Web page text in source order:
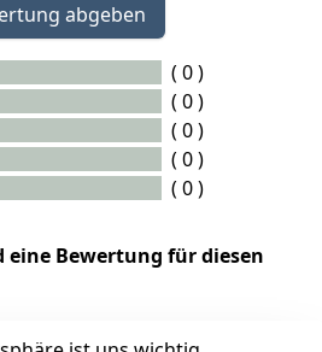
abgeben
( 0 )
( 0 )
( 0 )
( 0 )
( 0 )
eine Bewertung für diesen